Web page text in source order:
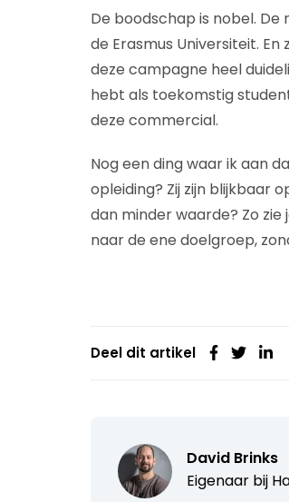
De boodschap is nobel.
de Erasmus Universiteit.
deze campagne heel
hebt als toekomstig
deze commercial.
Nog een ding waar ik aan
opleiding? Zij zijn blijkbaar
dan minder waarde? Zo
naar de ene doelgroep,
Deel dit artikel
David Brinks
Eigenaar bij